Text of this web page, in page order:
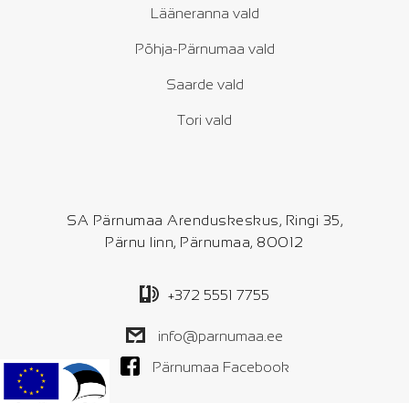
Lääneranna vald
Põhja-Pärnumaa vald
Saarde vald
Tori vald
SA Pärnumaa Arenduskeskus, Ringi 35,
Pärnu linn, Pärnumaa, 80012
+372 5551 7755
info@parnumaa.ee
Pärnumaa Facebook